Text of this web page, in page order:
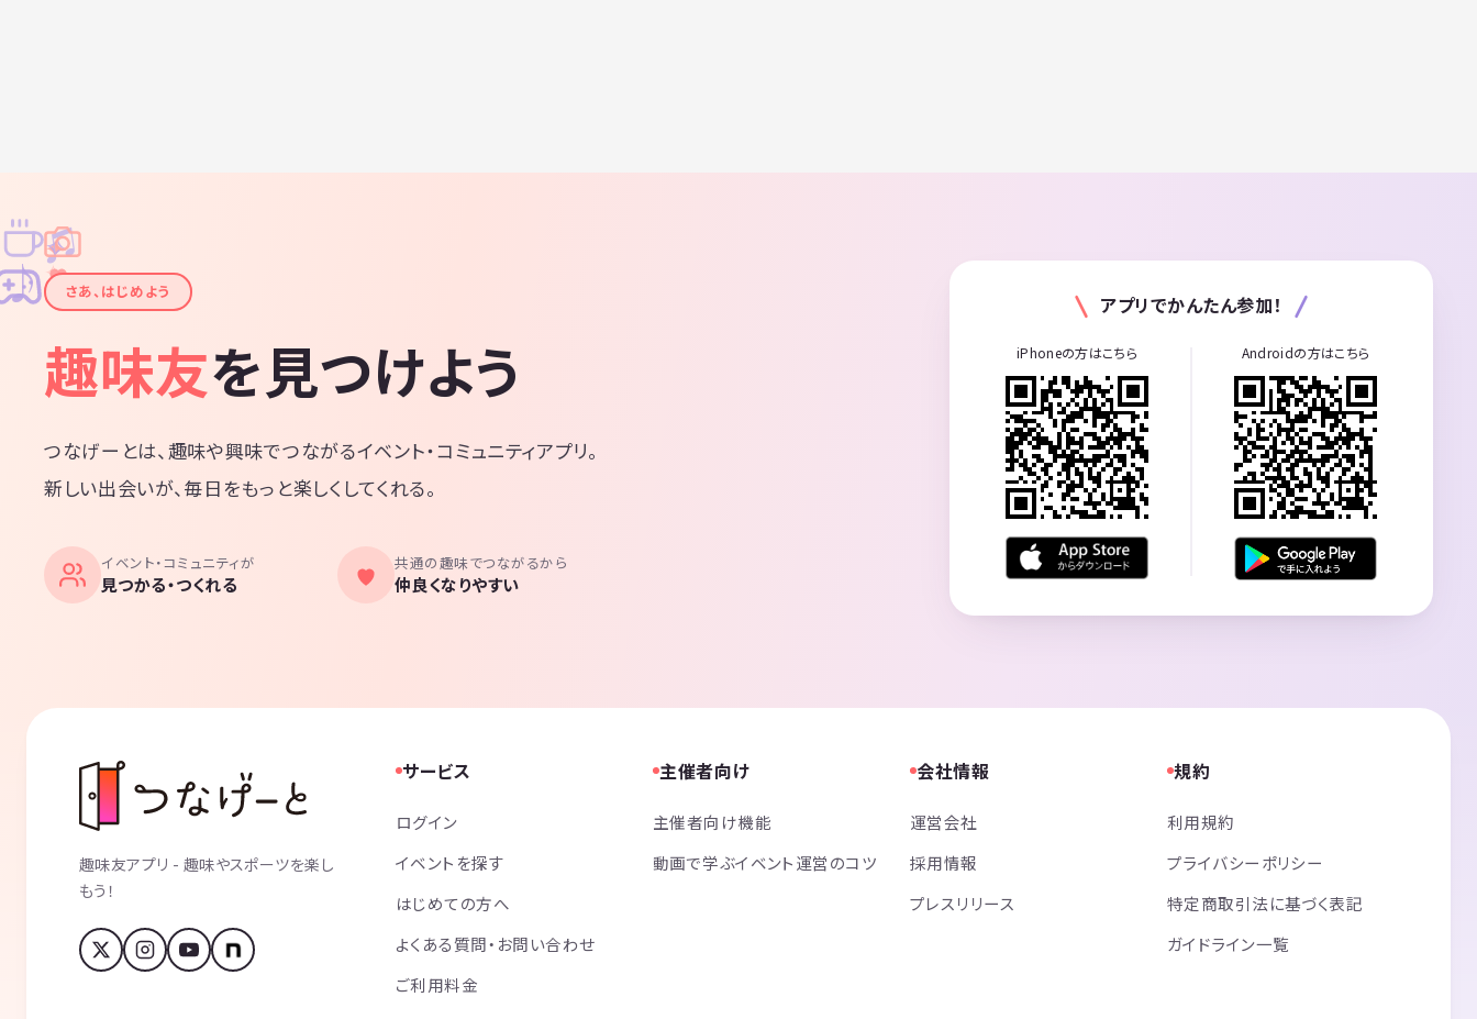
✦
✦
✧
✧
♪
♫
さあ、はじめよう
趣味友を見つけよう
つなげーとは、趣味や興味でつながるイベント・コミュニティアプリ。
新しい出会いが、毎日をもっと楽しくしてくれる。
イベント・コミュニティが
見つかる・つくれる
共通の趣味でつながるから
仲良くなりやすい
アプリでかんたん参加！
iPhoneの方はこちら Androidの方はこちら
趣味友アプリ - 趣味やスポーツを楽し
もう！
サービス
ログイン
イベントを探す
はじめての方へ
よくある質問・お問い合わせ
ご利用料金
主催者向け
主催者向け機能
動画で学ぶイベント運営のコツ
会社情報
運営会社
採用情報
プレスリリース
規約
利用規約
プライバシーポリシー
特定商取引法に基づく表記
ガイドライン一覧